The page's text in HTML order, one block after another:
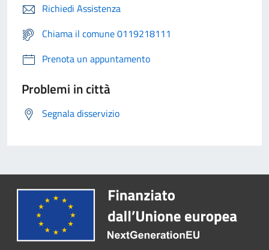
Richiedi Assistenza
Chiama il comune 0119218111
Prenota un appuntamento
Problemi in città
Segnala disservizio